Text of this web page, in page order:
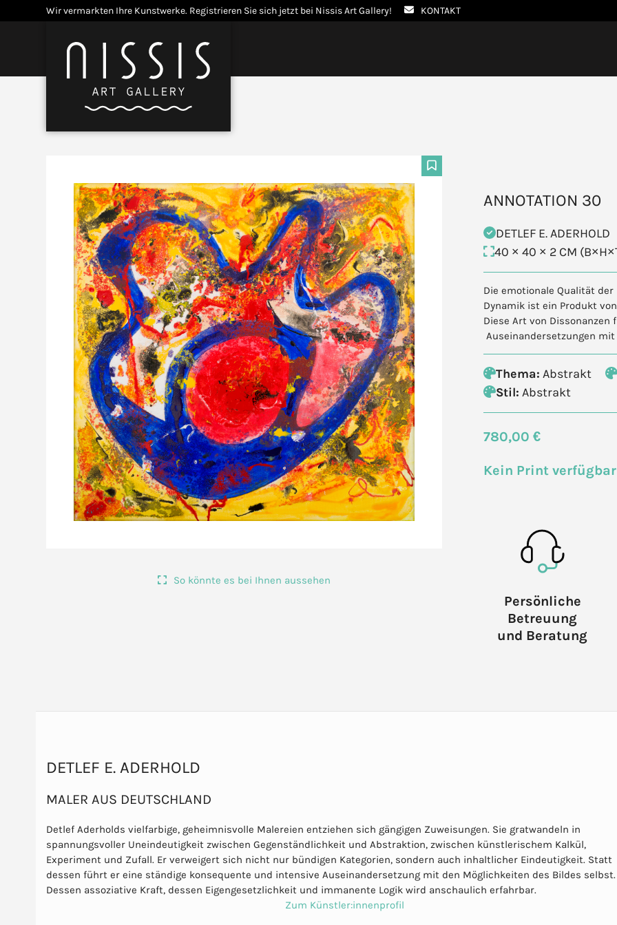
to
Wir vermarkten Ihre Kunstwerke. Registrieren Sie sich jetzt bei Nissis Art Gallery! KONTAKT
Menü
Open
mobile
menu
Close
mobile
menu
F
So könnte es bei Ihnen aussehen
ANNOTATION 30
DETLEF E. ADERHOLD
40 × 40 × 2 CM
Die emotionale Qualität
Dynamik ist ein Produkt
Diese Art von
Auseinandersetzungen
Thema: Abstrakt
Stil: Abstrakt
780,00 €
Kein Print verfügbar
Persönliche
Betreuung
und Beratung
DETLEF E. ADERHOLD
MALER AUS DEUTSCHLAND
Detlef Aderholds vielfarbige, geheimnisvolle Malereien entziehen sich gängigen Zuweisungen. Sie gratwandeln in
spannungsvoller Uneindeutigkeit zwischen Gegenständlichkeit und Abstraktion, zwischen künstlerischem Kalkül,
Experiment und Zufall. Er verweigert sich nicht nur bündigen Kategorien, sondern auch inhaltlicher Eindeutigkeit. Statt
dessen führt er eine ständige konsequente und intensive Auseinandersetzung mit den Möglichkeiten des Bildes selbst.
Dessen assoziative Kraft, dessen Eigengesetzlichkeit und immanente Logik wird anschaulich erfahrbar.
Zum Künstler:innenprofil